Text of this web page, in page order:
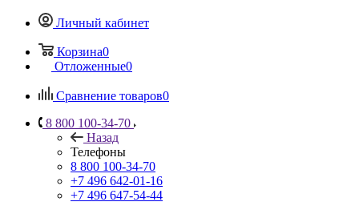
Личный кабинет
Корзина0
Отложенные0
Сравнение товаров0
8 800 100-34-70
Назад
Телефоны
8 800 100-34-70
+7 496 642-01-16
+7 496 647-54-44